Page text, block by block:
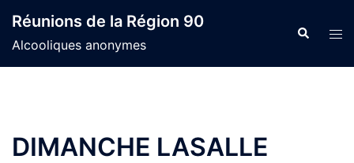
content
Réunions de la Région 90
Alcooliques anonymes
Search
DIMANCHE LASALLE